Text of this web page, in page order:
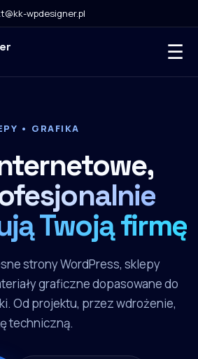
wpdesigner.pl
☰
• GRAFIKA
Twoją firmę
strony WordPress, sklepy
graficzne dopasowane do
Od projektu, przez wdrożenie,
techniczną.